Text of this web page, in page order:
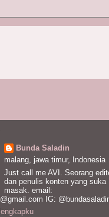
Bunda Saladin
malang, jawa timur, Indonesia
Just call me AVI. Seorang
dan penulis konten yang suka
masak. email:
IG: